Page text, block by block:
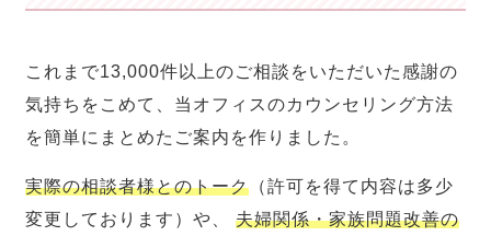
これまで13,000件以上のご相談をいただいた感謝の
気持ちをこめて、当オフィスのカウンセリング方法
を簡単にまとめたご案内を作りました。
実際の相談者様とのトーク （許可を得て内容は多少
変更しております）や、夫婦関係・家族問題改善の